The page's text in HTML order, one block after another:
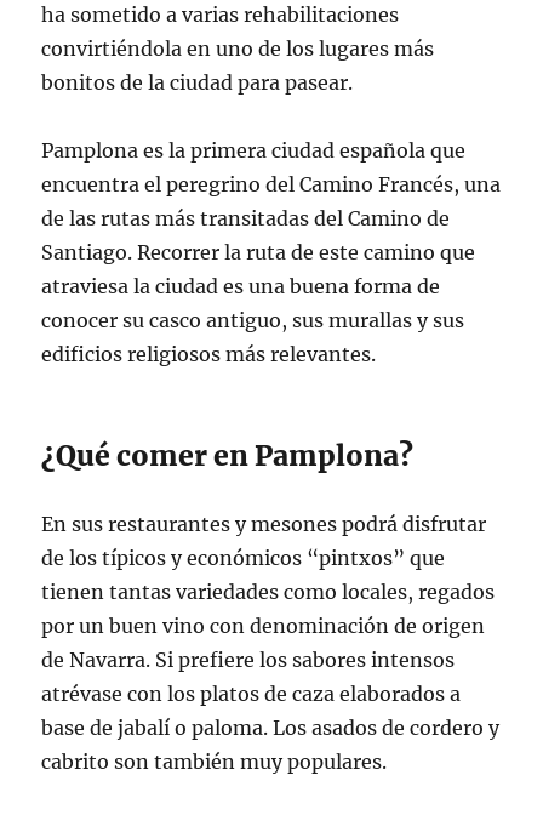
ha sometido a varias rehabilitaciones
convirtiéndola en uno de los lugares más
bonitos de la ciudad para pasear.
Pamplona es la primera ciudad española que
encuentra el peregrino del Camino Francés, una
de las rutas más transitadas del Camino de
Santiago. Recorrer la ruta de este camino que
atraviesa la ciudad es una buena forma de
conocer su casco antiguo, sus murallas y sus
edificios religiosos más relevantes.
¿Qué comer en Pamplona?
En sus restaurantes y mesones podrá disfrutar
de los típicos y económicos “pintxos” que
tienen tantas variedades como locales, regados
por un buen vino con denominación de origen
de Navarra. Si prefiere los sabores intensos
atrévase con los platos de caza elaborados a
base de jabalí o paloma. Los asados de cordero y
cabrito son también muy populares.